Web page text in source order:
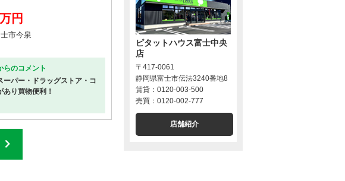
円
市今泉
らのコメント
ーパー・ドラッグストア・コ
あり買物便利！
ピタットハウス富士中央
店
〒417-0061
静岡県富士市伝法3240番地8
賃貸：0120-003-500
売買：0120-002-777
店舗紹介